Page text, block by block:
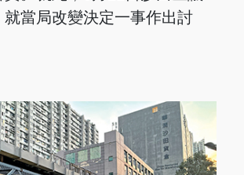
當局改變決定一事作出討